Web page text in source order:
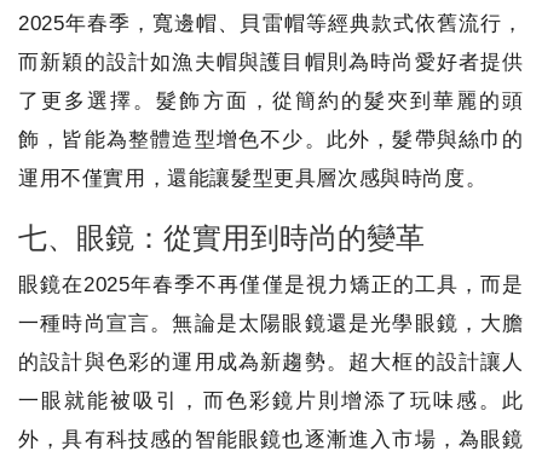
2025年春季，寬邊帽、貝雷帽等經典款式依舊流行，
而新穎的設計如漁夫帽與護目帽則為時尚愛好者提供
了更多選擇。髮飾方面，從簡約的髮夾到華麗的頭
飾，皆能為整體造型增色不少。此外，髮帶與絲巾的
運用不僅實用，還能讓髮型更具層次感與時尚度。
七、眼鏡：從實用到時尚的變革
眼鏡在2025年春季不再僅僅是視力矯正的工具，而是
一種時尚宣言。無論是太陽眼鏡還是光學眼鏡，大膽
的設計與色彩的運用成為新趨勢。超大框的設計讓人
一眼就能被吸引，而色彩鏡片則增添了玩味感。此
外，具有科技感的智能眼鏡也逐漸進入市場，為眼鏡